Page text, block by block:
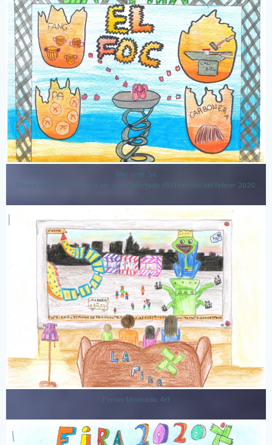
Mar José. 5è
Dibuix selesccionat per a ser contraportada d’El Francolí del febrer 2020.
Ferran Moncada. 4rt